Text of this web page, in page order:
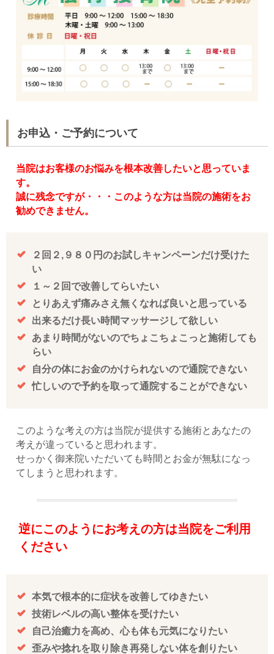
お申込・ご予約について
当院はお客様のお悩みを根本改善したいと思っていま
す。
誠に残念ですが・・・このような方は当院の施術をお
勧めできません。
２回２,９８０円のお試しキャンペーンだけ受けた
い
１～２回で改善してらいたい
とりあえず痛みさえ無くなれば良いと思っている
出来るだけ長い時間マッサージして欲しい
あまり時間がないのでちょこちょこっと施術しても
らい
自分の体にお金のかけられないので通院できない
忙しいので予約を取って通院することができない
このような考えの方は当院が提供する施術とあなたの
考えが違っていると思われます。
せっかく御来院いただいても時間とお金が無駄になっ
てしまうと思われます。
逆にこのようにお考えの方は当院をご利用
ください
本気で根本的に症状を改善してゆきたい
技術レベルの高い整体を受けたい
自己治癒力を高め、心も体も元気になりたい
歪みや捻れを取り除き再発しない体を創りたい